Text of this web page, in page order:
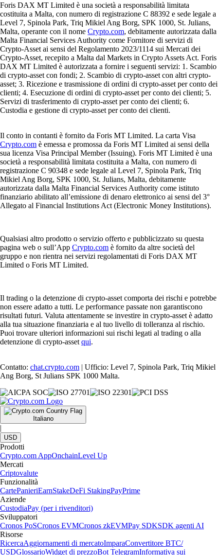
Foris DAX MT Limited è una società a responsabilità limitata
costituita a Malta, con numero di registrazione C 88392 e sede legale a
Level 7, Spinola Park, Triq Mikiel Ang Borg, SPK 1000, St. Julians,
Malta, operante con il nome Crypto.com, debitamente autorizzata dalla
Malta Financial Services Authority come Fornitore di servizi di
Crypto-Asset ai sensi del Regolamento 2023/1114 sui Mercati dei
Crypto-Asset, recepito a Malta dal Markets in Crypto Assets Act. Foris
DAX MT Limited è autorizzata a fornire i seguenti servizi: 1. Scambio
di crypto-asset con fondi; 2. Scambio di crypto-asset con altri crypto-
asset; 3. Ricezione e trasmissione di ordini di crypto-asset per conto dei
clienti; 4. Esecuzione di ordini di crypto-asset per conto dei clienti; 5.
Servizi di trasferimento di crypto-asset per conto dei clienti; 6.
Custodia e gestione di crypto-asset per conto dei clienti.
Il conto in contanti è fornito da Foris MT Limited. La carta Visa
Crypto.com è emessa e promossa da Foris MT Limited ai sensi della
sua licenza Visa Principal Member (Issuing). Foris MT Limited è una
società a responsabilità limitata costituita a Malta, con numero di
registrazione C 90348 e sede legale al Level 7, Spinola Park, Triq
Mikiel Ang Borg, SPK 1000, St. Julians, Malta, debitamente
autorizzata dalla Malta Financial Services Authority come istituto
finanziario abilitato all’emissione di denaro elettronico ai sensi del 3°
Allegato al Financial Institutions Act (Electronic Money Institutions).
Qualsiasi altro prodotto o servizio offerto e pubblicizzato su questa
pagina web o sull’App Crypto.com è fornito da altre società del
gruppo e non rientra nei servizi regolamentati di Foris DAX MT
Limited o Foris MT Limited.
Il trading o la detenzione di crypto-asset comporta dei rischi e potrebbe
non essere adatto a tutti. Le performance passate non garantiscono
risultati futuri. Valuta attentamente se investire in crypto-asset è adatto
alla tua situazione finanziaria e al tuo livello di tolleranza al rischio.
Puoi trovare ulteriori informazioni sui rischi legati al trading o alla
detenzione di crypto-asset qui.
Contatto: chat.crypto.com | Ufficio: Level 7, Spinola Park, Triq Mikiel
Ang Borg, St Julians SPK 1000 Malta.
Italiano
|
USD
Prodotti
Crypto.com AppOnchainLevel Up
Mercati
Criptovalute
Funzionalità
CartePanieriEarnStakeDeFi StakingPayPrime
Aziende
CustodiaPay (per i rivenditori)
Sviluppatori
Cronos PoSCronos EVMCronos zkEVMPay SDKSDK agenti AI
Risorse
RicercaAggiornamenti di mercatoImparaConvertitore BTC/
USDGlossarioWidget di prezzoBot TelegramInformativa sui